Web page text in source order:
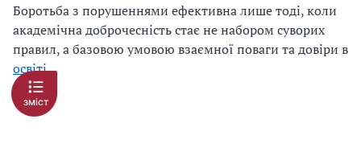
Боротьба з порушеннями ефективна лише тоді, коли
академічна доброчесність стає не набором суворих
правил, а базовою умовою взаємної поваги та довіри в
освіті.
зміст